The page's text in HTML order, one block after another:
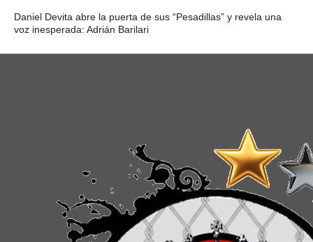
Daniel Devita abre la puerta de sus “Pesadillas” y revela una
voz inesperada: Adrián Barilari